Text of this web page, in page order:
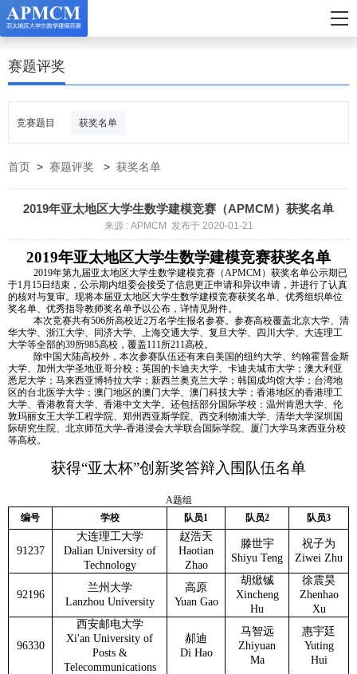
赛题评奖
竞赛题目 获奖名单
首页 > 赛题评奖 > 获奖名单
2019年亚太地区大学生数学建模竞赛（APMCM）获奖名单
来源 : APMCM 发布于 2020-01-21
2019年亚太地区大学生数学建模竞赛获奖名单
2019年第九届亚太地区大学生数学建模竞赛（APMCM）获奖名单公示期已
于1月15日结束，公示期内组委会接受了信息更正申请和异议申请，并进行了认真
的核对与复审。现将本届亚太地区大学生数学建模竞赛获奖名单、优秀组织单位
奖名单、优秀指导教师奖名单予以公布，详情见附件。
本次竞赛共有506所高校近2万名学生报名参赛。参赛高校覆盖北京大学、清
华大学、浙江大学、同济大学、上海交通大学、复旦大学、四川大学、大连理工
大学等全部的39所985高校，覆盖111所211高校。
除中国大陆高校外，本次参赛队伍还有来自美国的纽约大学、约翰霍普金斯
大学、加州大学圣地亚哥分校；英国的卡迪夫大学、卡迪夫城市大学；澳大利亚
悉尼大学；马来西亚博特拉大学；新西兰奥克兰大学；韩国成均馆大学；台湾地
区的台北医学大学；澳门地区的澳门大学、澳门科技大学；香港地区的香港理工
大学、香港教育大学、香港中文大学。还包括部分国际学校：温州肯恩大学、伦
敦玛丽女王大学工程学院、郑州西亚斯学院、西交利物浦大学、清华大学深圳国
际研究生院、北京师范大学-香港浸会大学联合国际学院、厦门大学马来西亚分校
等高校。
获得“亚太杯”创新奖答辩入围队伍名单
A题组
编号
学校 队员1 队员2 队员3
91237
大连理工大学
Dalian University of
Technology
赵浩天
Haotian
Zhao
滕世宇
Shiyu Teng
祝子为
Ziwei Zhu
92196
兰州大学
Lanzhou University
高原
Yuan Gao
胡焮铖
Xincheng
Hu
徐震昊
Zhenhao
Xu
96330
西安邮电大学
Xi'an University of
Posts &
Telecommunications
郝迪
Di Hao
马智远
Zhiyuan
Ma
惠宇廷
Yuting
Hui